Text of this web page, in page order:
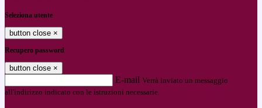
Seleziona utente
button close ×
Recupero password
button close ×
E-mail Verrà inviato un messaggio
all'indirizzo indicato con le istruzioni necessarie.